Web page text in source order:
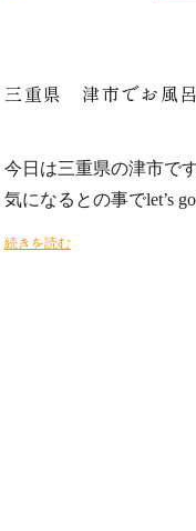
三重県 津市でお風
今日は三重県の津市で
気になるとの事でlet’s
続きを読む